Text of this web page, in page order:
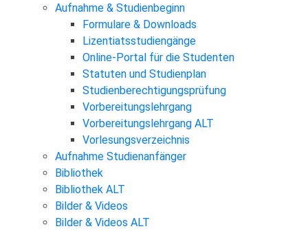
Aufnahme & Studienbeginn
Formulare & Downloads
Lizentiatsstudiengänge
Online-Portal für die Studenten
Statuten und Studienplan
Studienberechtigungsprüfung
Vorbereitungslehrgang
Vorbereitungslehrgang ALT
Vorlesungsverzeichnis
Aufnahme Studienanfänger
Bibliothek
Bibliothek ALT
Bilder & Videos
Bilder & Videos ALT